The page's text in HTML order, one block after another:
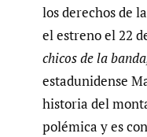
los derechos de
el estreno el 22
chicos de la
estadunidense
historia del
polémica y es